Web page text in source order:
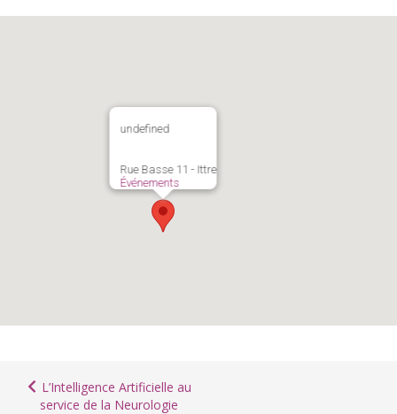
undefined
Rue Basse 11 - Ittre
Événements
L’Intelligence Artificielle au
service de la Neurologie